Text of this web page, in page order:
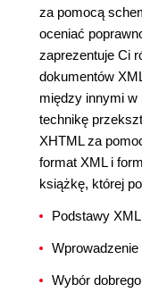
za pomocą
oceniać
zaprezentuje Ci
dokumentów
między innymi w
technikę
XHTML za
format XML i
książkę, której
Podstawy XML
Wybór